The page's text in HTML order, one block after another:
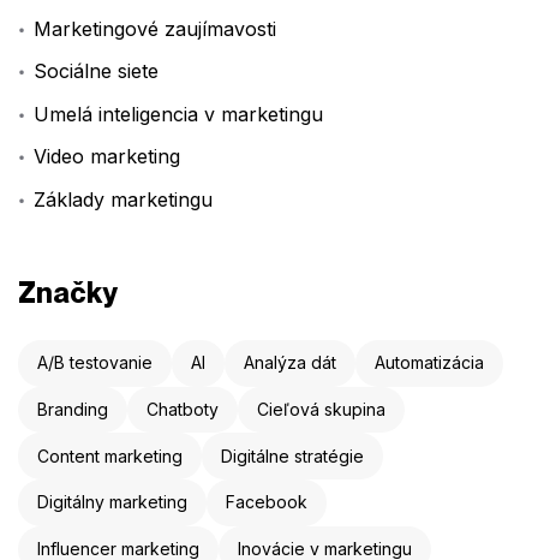
Marketingové zaujímavosti
Sociálne siete
Umelá inteligencia v marketingu
Video marketing
Základy marketingu
Značky
A/B testovanie AI Analýza dát Automatizácia
Branding Chatboty Cieľová skupina
Content marketing Digitálne stratégie
Digitálny marketing Facebook
Influencer marketing Inovácie v marketingu